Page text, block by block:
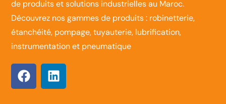
de produits et solutions industrielles au Maroc.
Découvrez nos gammes de produits : robinetterie,
étanchéité, pompage, tuyauterie, lubrification,
instrumentation et pneumatique